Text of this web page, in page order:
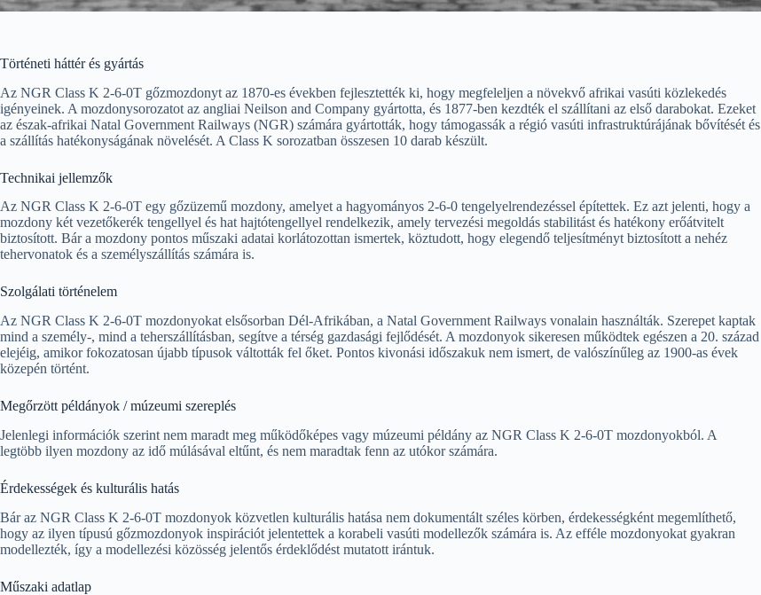
Történeti háttér és gyártás
Az NGR Class K 2-6-0T gőzmozdonyt az 1870-es években fejlesztették ki, hogy megfeleljen a növekvő afrikai vasúti közlekedés
igényeinek. A mozdonysorozatot az angliai Neilson and Company gyártotta, és 1877-ben kezdték el szállítani az első darabokat. Ezeket
az észak-afrikai Natal Government Railways (NGR) számára gyártották, hogy támogassák a régió vasúti infrastruktúrájának bővítését és
a szállítás hatékonyságának növelését. A Class K sorozatban összesen 10 darab készült.
Technikai jellemzők
Az NGR Class K 2-6-0T egy gőzüzemű mozdony, amelyet a hagyományos 2-6-0 tengelyelrendezéssel építettek. Ez azt jelenti, hogy a
mozdony két vezetőkerék tengellyel és hat hajtótengellyel rendelkezik, amely tervezési megoldás stabilitást és hatékony erőátvitelt
biztosított. Bár a mozdony pontos műszaki adatai korlátozottan ismertek, köztudott, hogy elegendő teljesítményt biztosított a nehéz
tehervonatok és a személyszállítás számára is.
Szolgálati történelem
Az NGR Class K 2-6-0T mozdonyokat elsősorban Dél-Afrikában, a Natal Government Railways vonalain használták. Szerepet kaptak
mind a személy-, mind a teherszállításban, segítve a térség gazdasági fejlődését. A mozdonyok sikeresen működtek egészen a 20. század
elejéig, amikor fokozatosan újabb típusok váltották fel őket. Pontos kivonási időszakuk nem ismert, de valószínűleg az 1900-as évek
közepén történt.
Megőrzött példányok / múzeumi szereplés
Jelenlegi információk szerint nem maradt meg működőképes vagy múzeumi példány az NGR Class K 2-6-0T mozdonyokból. A
legtöbb ilyen mozdony az idő múlásával eltűnt, és nem maradtak fenn az utókor számára.
Érdekességek és kulturális hatás
Bár az NGR Class K 2-6-0T mozdonyok közvetlen kulturális hatása nem dokumentált széles körben, érdekességként megemlíthető,
hogy az ilyen típusú gőzmozdonyok inspirációt jelentettek a korabeli vasúti modellezők számára is. Az efféle mozdonyokat gyakran
modellezték, így a modellezési közösség jelentős érdeklődést mutatott irántuk.
Műszaki adatlap